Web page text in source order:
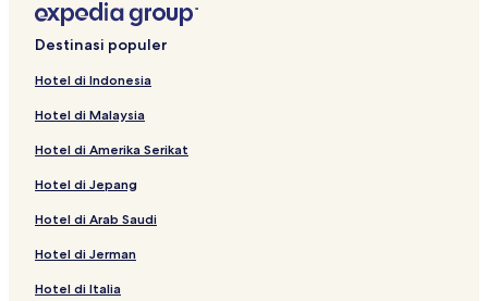
Hotel dekat Friends Apartment Building
Hotel di Battery Park City
Hotel di East Village
Hotel Butik dekat Madison Avenue
Hotel dekat Jembatan Brooklyn
Hotel di SoHo
Hotel dekat Bowling Green Park
Destinasi populer
Hotel di Indonesia
Hotel di Malaysia
Hotel di Amerika Serikat
Hotel di Jepang
Hotel di Arab Saudi
Hotel di Jerman
Hotel di Italia